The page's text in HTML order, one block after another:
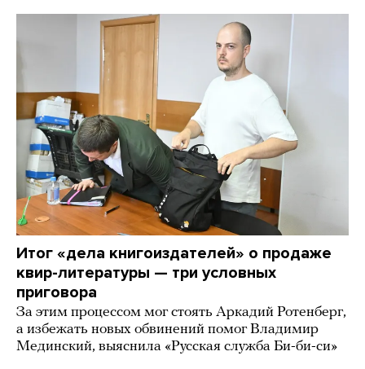
Итог «дела книгоиздателей» о продаже
квир-литературы — три условных
приговора
За этим процессом мог стоять Аркадий Ротенберг,
а избежать новых обвинений помог Владимир
Мединский, выяснила «Русская служба Би-би-си»